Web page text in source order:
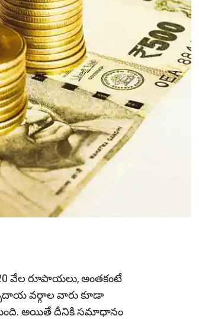
వేల రూపాయ‌లు, అంత‌కంటే
వ‌ర్గాల వారు కూడా
అయితే దీనికి స‌మాధానం